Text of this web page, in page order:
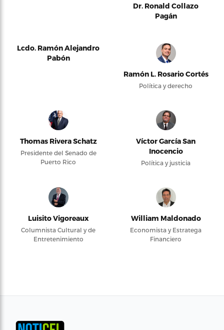
Dr. Ronald Collazo
Pagán
Lcdo. Ramón Alejandro
Pabón
Ramón L. Rosario Cortés
Política y derecho
Thomas Rivera Schatz
Presidente del Senado de
Puerto Rico
Víctor García San
Inocencio
Política y justicia
Luisito Vigoreaux
Columnista Cultural y de
Entretenimiento
William Maldonado
Economista y Estratega
Financiero